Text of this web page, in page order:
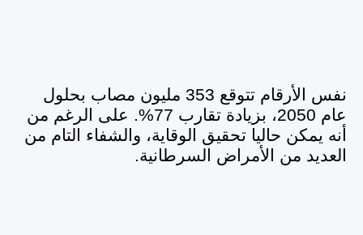
نفس الأرقام تتوقع 353 مليون مصاب بحلول
عام 2050، بزيادة تقارب 77%. على الرغم من
أنه يمكن حاليا تحقيق الوقاية، والشفاء التام من
العديد من الأمراض السرطانية.